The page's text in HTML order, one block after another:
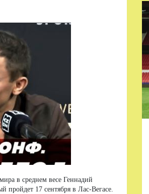
в среднем весе Геннадий
пройдет 17 сентября в Лас-Вегасе.